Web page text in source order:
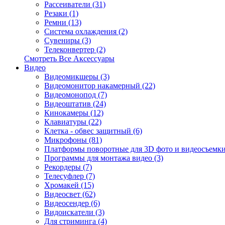
Рассеиватели (31)
Резаки (1)
Ремни (13)
Система охлаждения (2)
Сувениры (3)
Телеконвертер (2)
Смотреть Все Аксессуары
Видео
Видеомикшеры (3)
Видеомонитор накамерный (22)
Видеомонопод (7)
Видеоштатив (24)
Кинокамеры (12)
Клавиатуры (22)
Клетка - обвес защитный (6)
Микрофоны (81)
Платформы поворотные для 3D фото и
Программы для монтажа видео (3)
Рекордеры (7)
Телесуфлер (7)
Хромакей (15)
Видеосвет (62)
Видеосендер (6)
Видоискатели (3)
Для стриминга (4)